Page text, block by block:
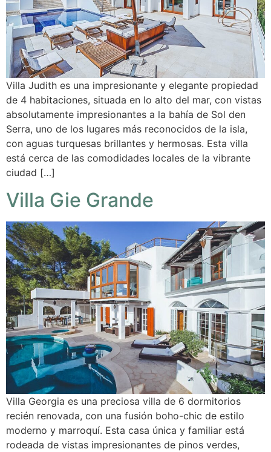
Villa Judith es una impresionante y elegante propiedad
de 4 habitaciones, situada en lo alto del mar, con vistas
absolutamente impresionantes a la bahía de Sol den
Serra, uno de los lugares más reconocidos de la isla,
con aguas turquesas brillantes y hermosas. Esta villa
está cerca de las comodidades locales de la vibrante
ciudad […]
Villa Gie Grande
Villa Georgia es una preciosa villa de 6 dormitorios
recién renovada, con una fusión boho-chic de estilo
moderno y marroquí. Esta casa única y familiar está
rodeada de vistas impresionantes de pinos verdes,